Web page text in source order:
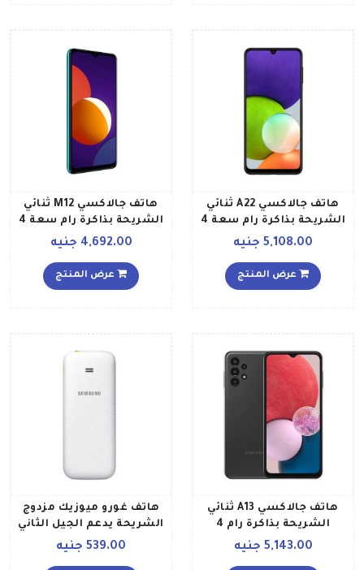
هاتف جالاكسي A22 ثنائي
الشريحة بذاكرة رام سعة 4
جيجابايت وذاكرة داخلية
تقنية 4G LTE، لون أسود
إصدار الشرق الأوسط
5,108.00 جنيه
عرض المنتج
هاتف جالاكسي M12 ثنائي
الشريحة بذاكرة رام سعة 4
جيجابايت وذاكرة داخلية
تقنية 4G LTE بلون أخضر
إصدار الشرق الأوسط
4,692.00 جنيه
عرض المنتج
هاتف جالاكسي A13 ثنائي
الشريحة بذاكرة رام 4
5,143.00 جنيه
هاتف غورو ميوزيك مزدوج
الشريحة يدعم الجيل الثاني
بلون أبيض
539.00 جنيه